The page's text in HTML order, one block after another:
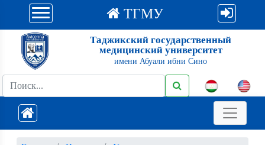
ТГМУ
Таджикский государственный
медицинский университет
имени Абуали ибни Сино